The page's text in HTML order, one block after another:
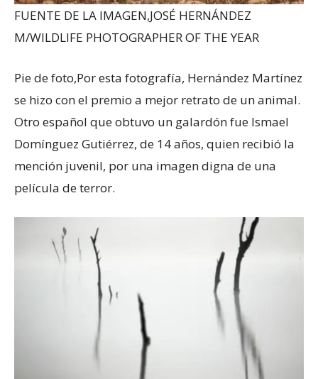
FUENTE DE LA IMAGEN,JOSÉ HERNÁNDEZ
M/WILDLIFE PHOTOGRAPHER OF THE YEAR
Pie de foto,Por esta fotografía, Hernández Martínez
se hizo con el premio a mejor retrato de un animal.
Otro español que obtuvo un galardón fue Ismael
Domínguez Gutiérrez, de 14 años, quien recibió la
mención juvenil, por una imagen digna de una
película de terror.